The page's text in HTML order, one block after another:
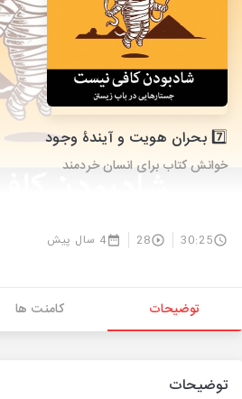
7️⃣ بحران هویت و آیندۀ وجود
خوانش کتاب برای انسان خردمند
30:25
28 4 سال پیش
توضیحات کامنت ها
توضیحات